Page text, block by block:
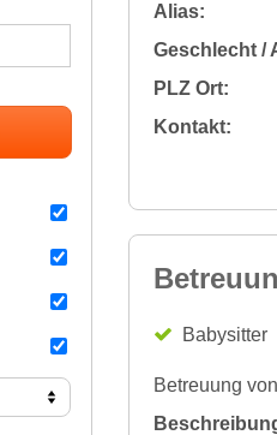
Alias:
Geschlecht /
PLZ Ort:
Kontakt:
Babysitter
Betreuung